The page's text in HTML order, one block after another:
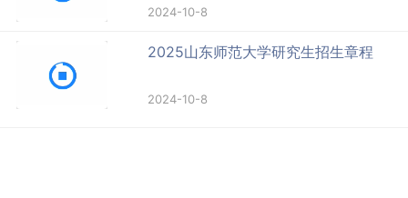
2024-10-8
2025山东师范大学研究生招生章程
2024-10-8